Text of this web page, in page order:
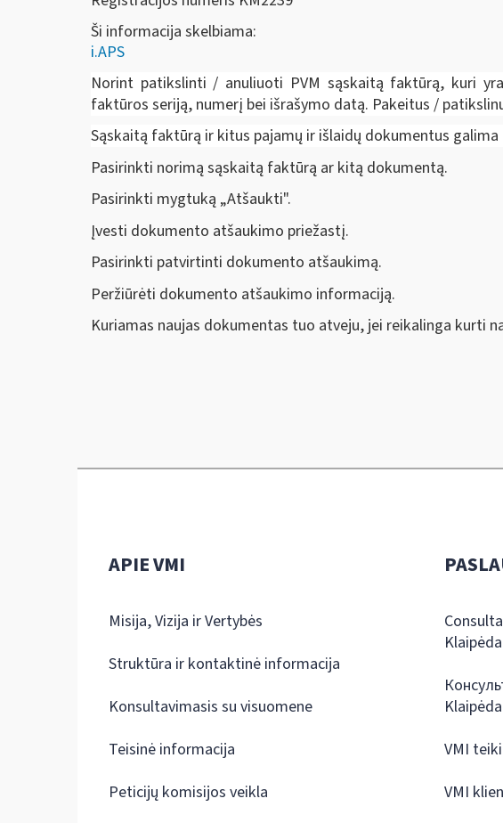
Ši informacija skelbiama:
i.APS
Norint patikslinti / anuliuoti PVM sąskaitą faktūrą, kuri
faktūros seriją, numerį bei išrašymo datą. Pakeitus /
Sąskaitą faktūrą ir kitus pajamų ir išlaidų dokumentus
Pasirinkti norimą sąskaitą faktūrą ar kitą dokumentą.
Pasirinkti mygtuką „Atšaukti".
Įvesti dokumento atšaukimo priežastį.
Pasirinkti patvirtinti dokumento atšaukimą.
Peržiūrėti dokumento atšaukimo informaciją.
Kuriamas naujas dokumentas tuo atveju, jei reikalinga kurti
APIE VMI
Misija, Vizija ir Vertybės
Struktūra ir kontaktinė informacija
Konsultavimasis su visuomene
Teisinė informacija
Peticijų komisijos veikla
Klaipėda
Klaipėda
VMI
VMI